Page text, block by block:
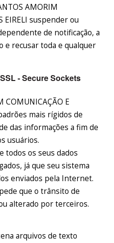
AMORIM
EIRELI suspender ou
de notificação, a
e recusar toda e qualquer
- Secure Sockets
COMUNICAÇÃO E
mais rígidos de
das informações a fim de
usuários.
todos os seus dados
já que seu sistema
enviados pela Internet.
que o trânsito de
alterado por terceiros.
arquivos de texto